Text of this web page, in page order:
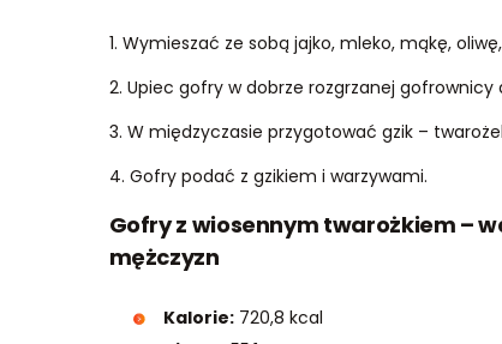
1. Wymieszać ze sobą jajko, mleko, mąkę,
2. Upiec gofry w dobrze rozgrzanej gofrownicy
3. W międzyczasie przygotować gzik –
4. Gofry podać z gzikiem i warzywami.
Gofry z wiosennym twarożkiem –
mężczyzn
Kalorie:720,8 kcal